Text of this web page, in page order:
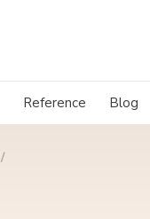
Reference Blog